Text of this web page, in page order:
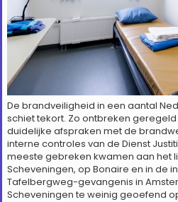
De brandveiligheid in een aantal
schiet tekort. Zo ontbreken
duidelijke afspraken met de
interne controles van de Dienst
meeste gebreken kwamen aan het
Scheveningen, op Bonaire en in de
Tafelbergweg-gevangenis in
Scheveningen te weinig geoefend